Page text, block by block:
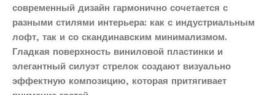
современный дизайн гармонично сочетается с
разными стилями интерьера: как с индустриальным
лофт, так и со скандинавским минимализмом.
Гладкая поверхность виниловой пластинки и
элегантный силуэт стрелок создают визуально
эффектную композицию, которая притягивает